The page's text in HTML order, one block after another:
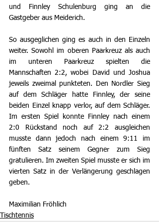
und Finnley Schulenburg ging an die
Gastgeber aus Meiderich.
So ausgeglichen ging es auch in den Einzeln
weiter. Sowohl im oberen Paarkreuz als auch
im unteren Paarkreuz spielten die
Mannschaften 2:2, wobei David und Joshua
jeweils zweimal punkteten. Den Nordler Sieg
auf dem Schläger hatte Finnley, der seine
beiden Einzel knapp verlor, auf dem Schläger.
Im ersten Spiel konnte Finnley nach einem
2:0 Rückstand noch auf 2:2 ausgleichen
musste dann jedoch nach einem 9:11 im
fünften Satz seinem Gegner zum Sieg
gratulieren. Im zweiten Spiel musste er sich im
vierten Satz in der Verlängerung geschlagen
geben.
Maximilian Fröhlich
Tischtennis